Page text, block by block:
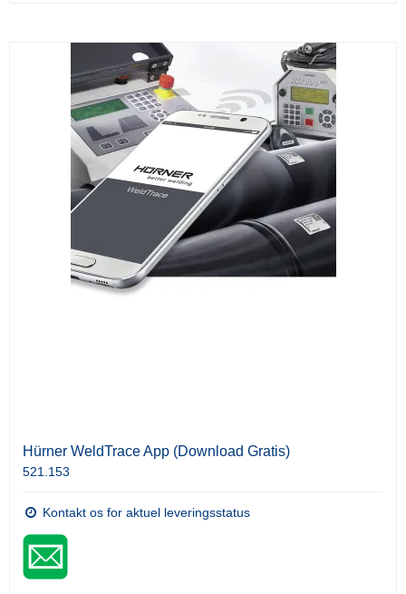
Hürner WeldTrace App (Download Gratis)
521.153
Kontakt os for aktuel leveringsstatus